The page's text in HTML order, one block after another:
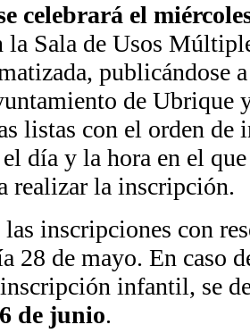
celebrará el
la Sala de Usos
publicándose
de Ubrique
listas con el orden de
día y la hora en el
realizar la inscripción.
inscripciones con
28 de mayo. En caso
infantil, se
de junio.